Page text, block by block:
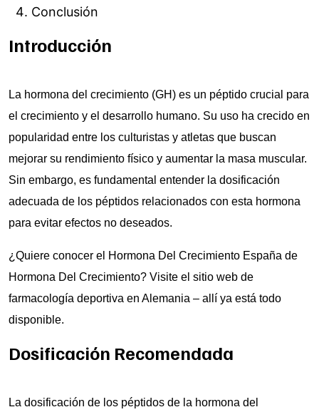
Conclusión
Introducción
La hormona del crecimiento (GH) es un péptido crucial para
el crecimiento y el desarrollo humano. Su uso ha crecido en
popularidad entre los culturistas y atletas que buscan
mejorar su rendimiento físico y aumentar la masa muscular.
Sin embargo, es fundamental entender la dosificación
adecuada de los péptidos relacionados con esta hormona
para evitar efectos no deseados.
¿Quiere conocer el Hormona Del Crecimiento España de
Hormona Del Crecimiento? Visite el sitio web de
farmacología deportiva en Alemania – allí ya está todo
disponible.
Dosificación Recomendada
La dosificación de los péptidos de la hormona del